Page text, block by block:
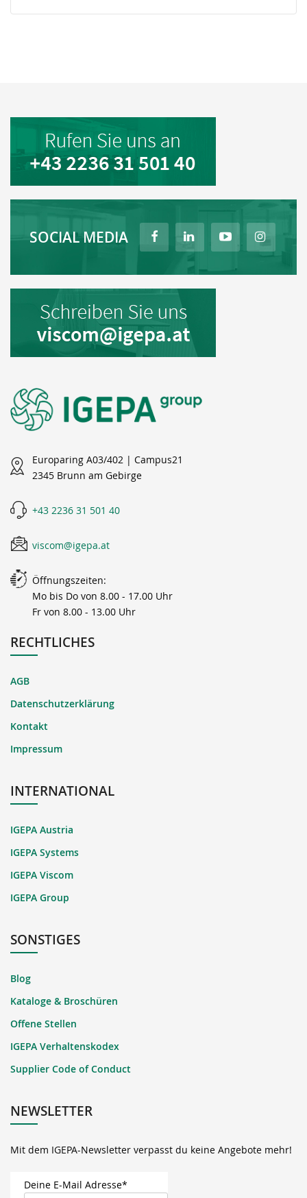
SOCIAL MEDIA
Europaring A03/402 | Campus21
2345 Brunn am Gebirge
+43 2236 31 501 40
viscom@igepa.at
Öffnungszeiten:
Mo bis Do von 8.00 - 17.00 Uhr
Fr von 8.00 - 13.00 Uhr
RECHTLICHES
AGB
Datenschutzerklärung
Kontakt
Impressum
INTERNATIONAL
IGEPA Austria
IGEPA Systems
IGEPA Viscom
IGEPA Group
SONSTIGES
Blog
Kataloge & Broschüren
Offene Stellen
IGEPA Verhaltenskodex
Supplier Code of Conduct
NEWSLETTER
Mit dem IGEPA-Newsletter verpasst du keine Angebote mehr!
Deine E-Mail Adresse*